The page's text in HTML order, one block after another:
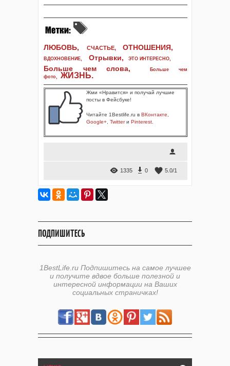
ЛЮБОВЬ, СЧАСТЬЕ, ОТНОШЕНИЯ,
ВДОХНОВЕНИЕ, Отрывки, ЭТО ИНТЕРЕСНО,
Больше чем слова,
Больше чем
фото, ЖИЗНЬ.
Жми «Нравится» и получай лучшие
посты в Фейсбуке!
Читайте 1Bestlife.ru в ВКонтакте
Google+ Twitterи Pinterest
1335 0 5.0/1
ПОДПИШИТЕСЬ
1BestLife.ru Подпишитесь на самое лучшее
и получите вдвое больше полезной и
интересной информации на Ваших
социальных страничках!